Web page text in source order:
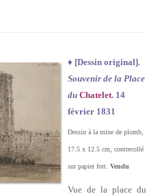
♦ [Dessin original].
Souvenir de la Place
du Chatelet. 14
février 1831
Dessin à la mine de plomb,
17.5 x 12.5 cm, contrecollé
sur papier fort. Vendu
Vue de la place du